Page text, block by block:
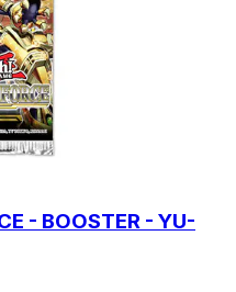
- BOOSTER - YU-